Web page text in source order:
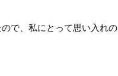
で、私にとって思い入れの